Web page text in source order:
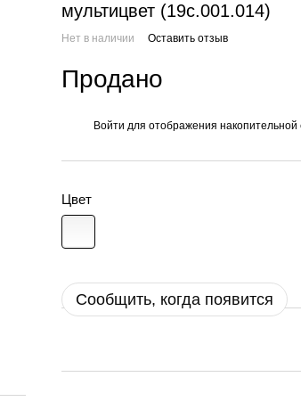
мультицвет (19c.001.014)
Нет в наличии Оставить отзыв
Продано
Войти для отображения накопительной
Цвет
Сообщить, когда появится